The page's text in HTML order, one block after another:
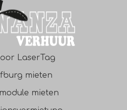
LaserTag
mieten
mieten